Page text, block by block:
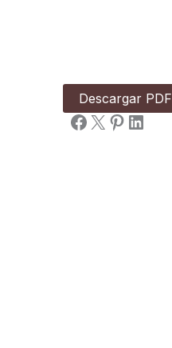
Descargar PDF
Facebook X Pinterest LinkedIn